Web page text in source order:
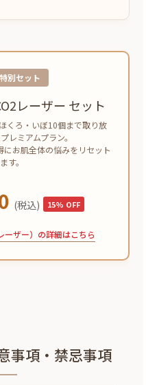
別セット
レーザー セット
くろ・いぼ10個まで取り放
レミアムプラン。
お肌全体の悩みをリセット
す。
(税込) 15% OFF
ーザー）の詳細はこちら
事項・禁忌事項